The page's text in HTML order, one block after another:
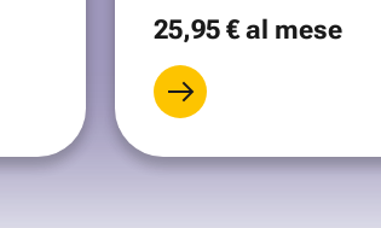
25,95 €al mese